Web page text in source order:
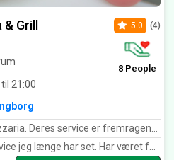
Grill
21:00
5.0 (4)
8 People
pizza velsmagende og man går altid derfra med et smil.
havde smagt på en god pizza, men efter jeg har spist på Costa del sol har jeg virkelig fundet ud af hvordan pizza’er skal smages. KAN KLAR ANBEFALES UDEN TVIVL BYENS BEDSTE